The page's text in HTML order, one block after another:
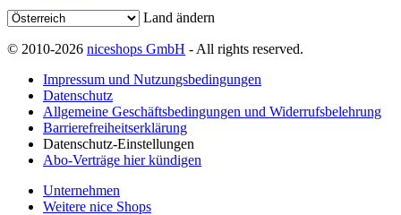
Land ändern
© 2010-2026 niceshops GmbH - All rights reserved.
Impressum und Nutzungsbedingungen
Datenschutz
Allgemeine Geschäftsbedingungen und Widerrufsbelehrung
Barrierefreiheitserklärung
Datenschutz-Einstellungen
Abo-Verträge hier kündigen
Unternehmen
Weitere nice Shops